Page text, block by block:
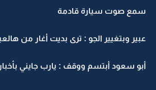
سمع صوت سيارة قادمة
عبير وبتغيير الجو : ترى بديت أغار من
أبو سعود أبتسم ووقف : يارب جايني بأخبار